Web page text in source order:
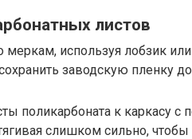
листов
меркам, используя лобзик
заводскую пленку
поликарбоната к каркасу
слишком сильно,